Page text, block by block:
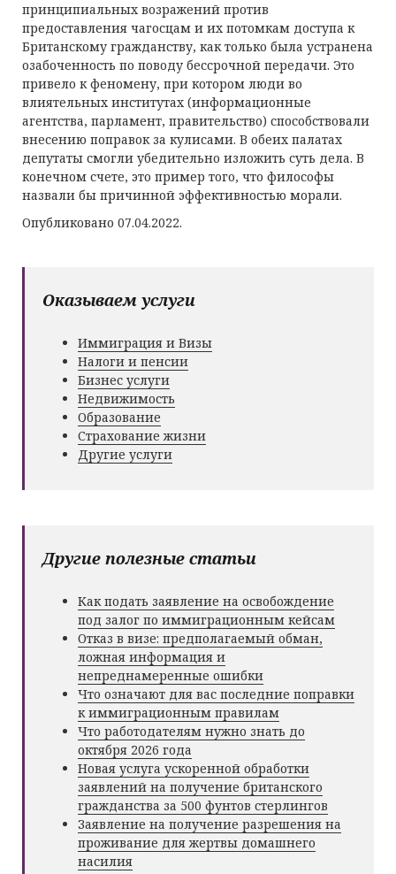
принципиальных возражений против
предоставления чагосцам и их потомкам доступа к
Британскому гражданству, как только была устранена
озабоченность по поводу бессрочной передачи. Это
привело к феномену, при котором люди во
влиятельных институтах (информационные
агентства, парламент, правительство) способствовали
внесению поправок за кулисами. В обеих палатах
депутаты смогли убедительно изложить суть дела. В
конечном счете, это пример того, что философы
назвали бы причинной эффективностью морали.
Опубликовано 07.04.2022.
Оказываем услуги
Иммиграция и Визы
Налоги и пенсии
Бизнес услуги
Недвижимость
Образование
Страхование жизни
Другие услуги
Другие полезные статьи
Как подать заявление на освобождение
под залог по иммиграционным кейсам
Отказ в визе: предполагаемый обман,
ложная информация и
непреднамеренные ошибки
Что означают для вас последние поправки
к иммиграционным правилам
Что работодателям нужно знать до
октября 2026 года
Новая услуга ускоренной обработки
заявлений на получение британского
гражданства за 500 фунтов стерлингов
Заявление на получение разрешения на
проживание для жертвы домашнего
насилия